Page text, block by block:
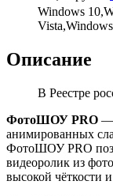
Windows
Описание
В Реестре
ФотоШОУ PRO —
анимированных
ФотоШОУ PRO
видеоролик из
высокой чёткости